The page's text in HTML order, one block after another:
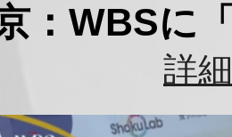
：WBSに
詳